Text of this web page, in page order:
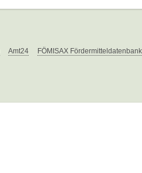
Amt24 FÖMISAX Fördermitteldatenbank